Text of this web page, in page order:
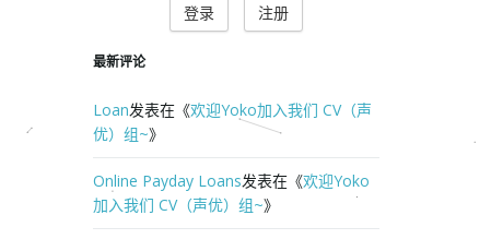
登录 注册
最新评论
Loan发表在《欢迎Yoko加入我们 CV（声
优）组~》
Online Payday Loans发表在《欢迎Yoko
加入我们 CV（声优）组~》